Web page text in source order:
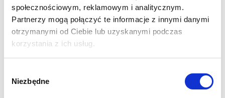
społecznościowym, reklamowym i analitycznym.
Partnerzy mogą połączyć te informacje z innymi danymi
otrzymanymi od Ciebie lub uzyskanymi podczas
korzystania z ich usług.
zgody
Niezbędne
Oops, an error occurred! Code:
20260808221315ae1233b4
Nasze członkostwa: